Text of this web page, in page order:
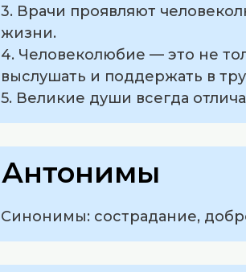
3. Врачи проявляют
жизни.
4. Человеколюбие — это не
выслушать и поддержать в
5. Великие души всегда
Антонимы
Синонимы: сострадание,